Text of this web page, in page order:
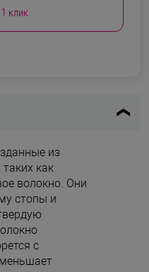
клик
из
как
волокно. Они
стопы и
с